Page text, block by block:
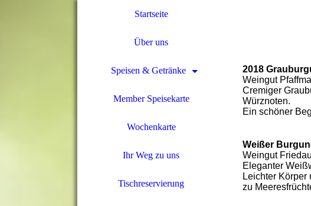
Startseite
Über uns
Speisen & Getränke
Member Speisekarte
Wochenkarte
Ihr Weg zu uns
Tischreservierung
2018
Weingut
Cremiger
Würznoten.
Ein schöner
Weißer
Weingut
Eleganter
Leichter
zu M